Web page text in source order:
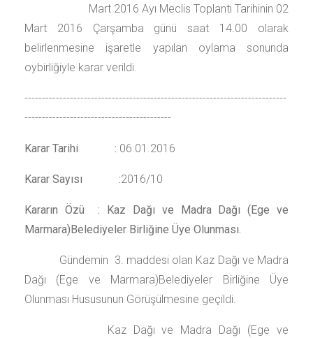
Mart 2016 Ayı Meclis Toplantı Tarihinin 02
Mart 2016 Çarşamba günü saat 14.00 olarak
belirlenmesine işaretle yapılan oylama sonunda
oybirliğiyle karar verildi.
---------------------------------------------------------------------------
------------------------------------------
Karar Tarihi : 06.01.2016
Karar Sayısı :2016/10
Kararın Özü : Kaz Dağı ve Madra Dağı (Ege ve
Marmara)Belediyeler Birliğine Üye Olunması.
Gündemin 3. maddesi olan Kaz Dağı ve Madra
Dağı (Ege ve Marmara)Belediyeler Birliğine Üye
Olunması Hususunun Görüşülmesine geçildi.
Kaz Dağı ve Madra Dağı (Ege ve